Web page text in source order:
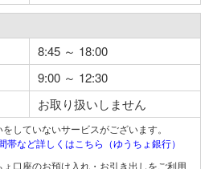
8:45 ～ 18:00
9:00 ～ 12:30
お取り扱いしません
していないサービスがございます。
帯など詳しくはこちら（ゆうちょ銀行）
口座のお預け入れ・お引き出しをご利用